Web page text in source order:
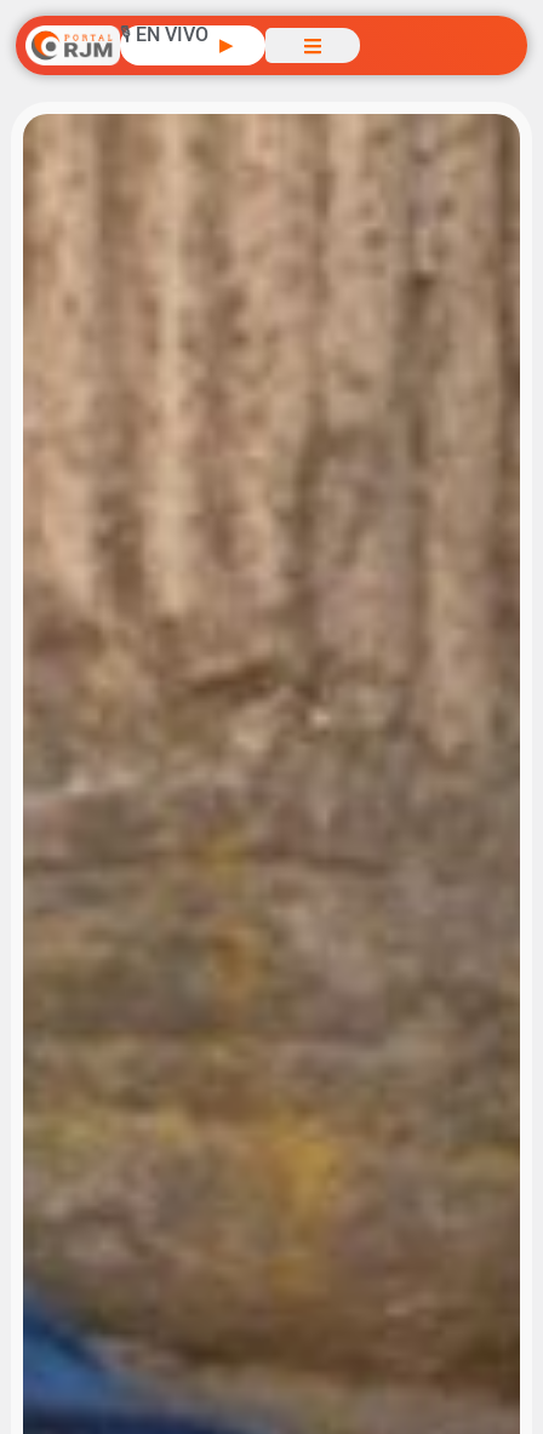
🎙️ EN VIVO ▶